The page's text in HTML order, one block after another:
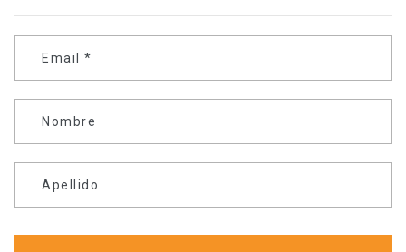
Email *
Nombre
Apellido